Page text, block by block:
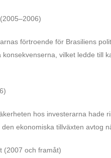
förtroende för Brasiliens
vilket ledde till
hos investerarna hade
ekonomiska tillväxten avtog
(2007 och framåt)